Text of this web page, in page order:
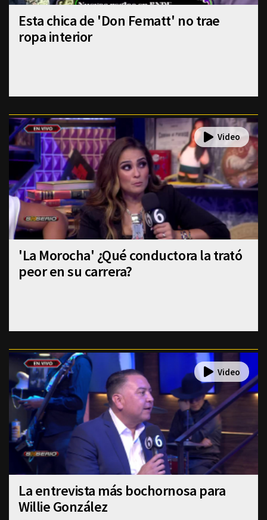
Esta chica de 'Don Fematt' no trae
ropa interior
'La Morocha' ¿Qué conductora la trató
peor en su carrera?
La entrevista más bochornosa para
Willie González